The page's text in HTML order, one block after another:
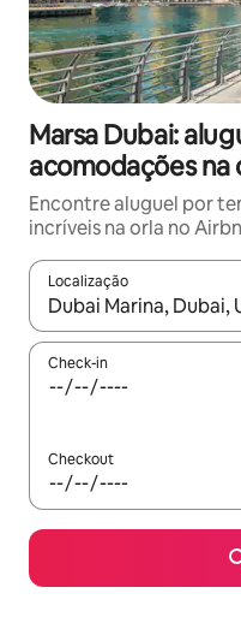
Marsa Dubai:
acomodações na
Encontre aluguel por
incríveis na orla no
Localização
Quando os resultados
Check-in
Checkout